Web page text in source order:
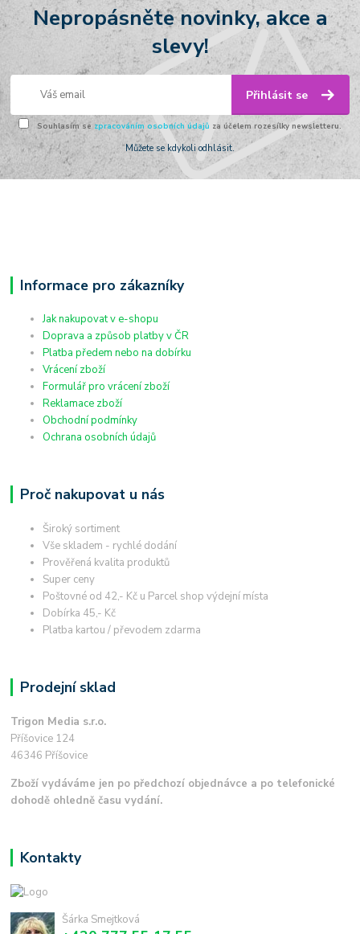
Nepropásněte novinky, akce a
slevy!
Přihlásit se
Souhlasím se zpracováním osobních údajů za účelem rozesílky newsletteru.
Můžete se kdykoli odhlásit.
Informace pro zákazníky
Jak nakupovat v e-shopu
Doprava a způsob platby v ČR
Platba předem nebo na dobírku
Vrácení zboží
Formulář pro vrácení zboží
Reklamace zboží
Obchodní podmínky
Ochrana osobních údajů
Proč nakupovat u nás
Široký sortiment
Vše skladem - rychlé dodání
Prověřená kvalita produktů
Super ceny
Poštovné od 42,- Kč u Parcel shop výdejní místa
Dobírka 45,- Kč
Platba kartou / převodem zdarma
Prodejní sklad
Trigon Media s.r.o.
Příšovice 124
46346 Příšovice
Zboží vydáváme jen po předchozí objednávce a po telefonické
dohodě ohledně času vydání.
Kontakty
Šárka Smejtková